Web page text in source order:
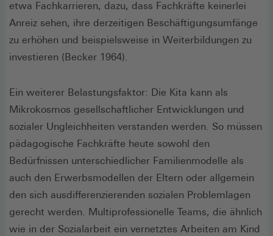
etwa Fachkarrieren, dazu, dass Fachkräfte keinerlei
Anreiz sehen, ihre derzeitigen Beschäftigungsumfänge
zu erhöhen und beispielsweise in Weiterbildungen zu
investieren (Becker 1964).
Ein weiterer Belastungsfaktor: Die Kita kann als
Mikrokosmos gesellschaftlicher Entwicklungen und
sozialer Ungleichheiten verstanden werden. So müssen
pädagogische Fachkräfte heute sowohl den
Bedürfnissen unterschiedlicher Familienmodelle als
auch den Erwerbsmodellen der Eltern oder allgemein
den sich ausdifferenzierenden sozialen Problemlagen
gerecht werden. Multiprofessionelle Teams, die ähnlich
wie in der Sozialarbeit ein vernetztes Arbeiten am Kind